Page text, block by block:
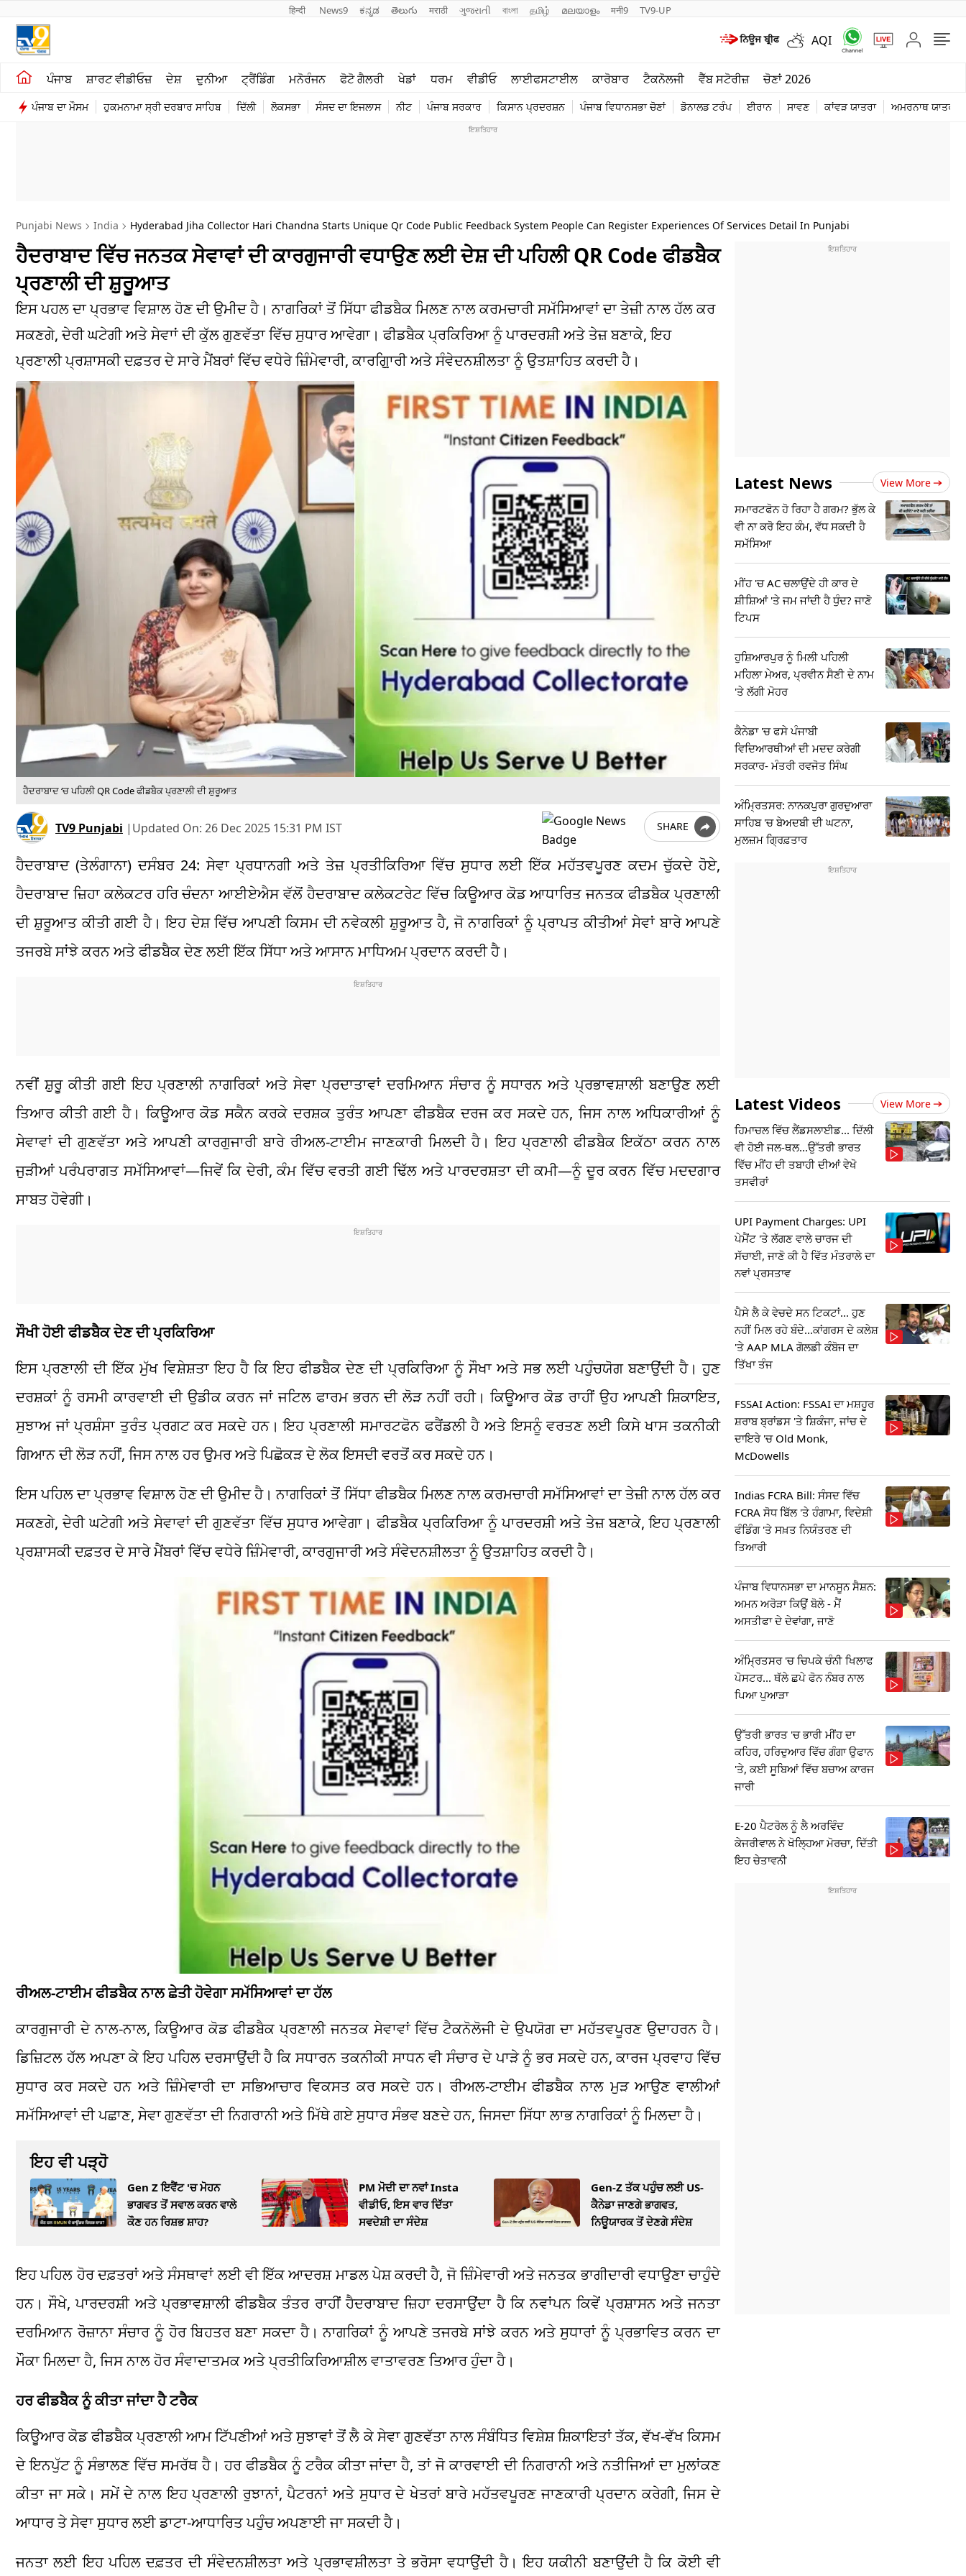
हिन्दी News9 ಕನ್ನಡ తెలుగు मराठी ગુજરાતી বাংলা தமிழ் മലയാളം मनी9 TV9-UP
AQI
ਪੰਜਾਬ ਸ਼ਾਰਟ ਵੀਡੀਓਜ਼ ਦੇਸ਼ ਦੁਨੀਆ ਟ੍ਰੈਂਡਿੰਗ ਮਨੋਰੰਜਨ ਫੋਟੋ ਗੈਲਰੀ ਖੇਡਾਂ ਧਰਮ ਵੀਡੀਓ ਲਾਈਫਸਟਾਈਲ ਕਾਰੋਬਾਰ ਟੈਕਨੋਲਜੀ ਵੈੱਬ ਸਟੋਰੀਜ਼ ਚੋਣਾਂ 2026
ਪੰਜਾਬ ਦਾ ਮੌਸਮ ਹੁਕਮਨਾਮਾ ਸ੍ਰੀ ਦਰਬਾਰ ਸਾਹਿਬ ਦਿੱਲੀ ਲੋਕਸਭਾ ਸੰਸਦ ਦਾ ਇਜਲਾਸ ਨੀਟ ਪੰਜਾਬ ਸਰਕਾਰ ਕਿਸਾਨ ਪ੍ਰਦਰਸ਼ਨ ਪੰਜਾਬ ਵਿਧਾਨਸਭਾ ਚੋਣਾਂ ਡੋਨਾਲਡ ਟਰੰਪ ਈਰਾਨ ਸਾਵਣ ਕਾਂਵੜ ਯਾਤਰਾ ਅਮਰਨਾਥ ਯਾਤਰਾ
ਖੇਤੀਬਾੜੀ
ਸ਼ਾਰਟ ਵੀਡੀਓਜ਼
ਮਨੋਰੰਜਨ
ਪੰਜਾਬ
ਟੈਕਨੋਲਜੀ
ਦੁਨੀਆ
Punjabi News India Hyderabad Jiha Collector Hari Chandna Starts Unique Qr Code Public Feedback System People Can Register Experiences Of Services Detail In Punjabi
ਹੈਦਰਾਬਾਦ ਵਿੱਚ ਜਨਤਕ ਸੇਵਾਵਾਂ ਦੀ ਕਾਰਗੁਜਾਰੀ ਵਧਾਉਣ ਲਈ ਦੇਸ਼ ਦੀ ਪਹਿਲੀ QR Code ਫੀਡਬੈਕ
ਪ੍ਰਣਾਲੀ ਦੀ ਸ਼ੁਰੂਆਤ
ਇਸ ਪਹਲ ਦਾ ਪ੍ਰਭਾਵ ਵਿਸ਼ਾਲ ਹੋਣ ਦੀ ਉਮੀਦ ਹੈ। ਨਾਗਰਿਕਾਂ ਤੋਂ ਸਿੱਧਾ ਫੀਡਬੈਕ ਮਿਲਣ ਨਾਲ ਕਰਮਚਾਰੀ ਸਮੱਸਿਆਵਾਂ ਦਾ ਤੇਜ਼ੀ ਨਾਲ ਹੱਲ ਕਰ
ਸਕਣਗੇ, ਦੇਰੀ ਘਟੇਗੀ ਅਤੇ ਸੇਵਾਾਂ ਦੀ ਕੁੱਲ ਗੁਣਵੱਤਾ ਵਿੱਚ ਸੁਧਾਰ ਆਵੇਗਾ। ਫੀਡਬੈਕ ਪ੍ਰਕਿਰਿਆ ਨੂੰ ਪਾਰਦਰਸ਼ੀ ਅਤੇ ਤੇਜ਼ ਬਣਾਕੇ, ਇਹ
ਪ੍ਰਣਾਲੀ ਪ੍ਰਸ਼ਾਸਕੀ ਦਫ਼ਤਰ ਦੇ ਸਾਰੇ ਮੈਂਬਰਾਂ ਵਿੱਚ ਵਧੇਰੇ ਜ਼ਿੰਮੇਵਾਰੀ, ਕਾਰਗੁ਼ਿਾਰੀ ਅਤੇ ਸੰਵੇਦਨਸ਼ੀਲਤਾ ਨੂੰ ਉਤਸ਼ਾਹਿਤ ਕਰਦੀ ਹੈ।
ਹੈਦਰਾਬਾਦ ‘ਚ ਪਹਿਲੀ QR Code ਫੀਡਬੈਕ ਪ੍ਰਣਾਲੀ ਦੀ ਸ਼ੁਰੂਆਤ
TV9 Punjabi | Updated On: 26 Dec 2025 15:31 PM IST SHARE
ਹੈਦਰਾਬਾਦ (ਤੇਲੰਗਾਨਾ) ਦਸੰਬਰ 24: ਸੇਵਾ ਪ੍ਰਧਾਨਗੀ ਅਤੇ ਤੇਜ਼ ਪ੍ਰਤੀਕਿਰਿਆ ਵਿੱਚ ਸੁਧਾਰ ਲਈ ਇੱਕ ਮਹੱਤਵਪੂਰਣ ਕਦਮ ਚੁੱਕਦੇ ਹੋਏ,
ਹੈਦਰਾਬਾਦ ਜ਼ਿਹਾ ਕਲੇਕਟਰ ਹਰਿ ਚੰਦਨਾ ਆਈਏਐਸ ਵੱਲੋਂ ਹੈਦਰਾਬਾਦ ਕਲੇਕਟਰੇਟ ਵਿੱਚ ਕਿਊਆਰ ਕੋਡ ਆਧਾਰਿਤ ਜਨਤਕ ਫੀਡਬੈਕ ਪ੍ਰਣਾਲੀ
ਦੀ ਸ਼ੁਰੂਆਤ ਕੀਤੀ ਗਈ ਹੈ। ਇਹ ਦੇਸ਼ ਵਿੱਚ ਆਪਣੀ ਕਿਸਮ ਦੀ ਨਵੇਕਲੀ ਸ਼ੁਰੂਆਤ ਹੈ, ਜੋ ਨਾਗਰਿਕਾਂ ਨੂੰ ਪ੍ਰਾਪਤ ਕੀਤੀਆਂ ਸੇਵਾਂ ਬਾਰੇ ਆਪਣੇ
ਤਜਰਬੇ ਸਾਂਝੇ ਕਰਨ ਅਤੇ ਫੀਡਬੈਕ ਦੇਣ ਲਈ ਇੱਕ ਸਿੱਧਾ ਅਤੇ ਆਸਾਨ ਮਾਧਿਅਮ ਪ੍ਰਦਾਨ ਕਰਦੀ ਹੈ।
ਨਵੀਂ ਸ਼ੁਰੂ ਕੀਤੀ ਗਈ ਇਹ ਪ੍ਰਣਾਲੀ ਨਾਗਰਿਕਾਂ ਅਤੇ ਸੇਵਾ ਪ੍ਰਦਾਤਾਵਾਂ ਦਰਮਿਆਨ ਸੰਚਾਰ ਨੂੰ ਸਧਾਰਨ ਅਤੇ ਪ੍ਰਭਾਵਸ਼ਾਲੀ ਬਣਾਉਣ ਲਈ
ਤਿਆਰ ਕੀਤੀ ਗਈ ਹੈ। ਕਿਊਆਰ ਕੋਡ ਸਕੈਨ ਕਰਕੇ ਦਰਸ਼ਕ ਤੁਰੰਤ ਆਪਣਾ ਫੀਡਬੈਕ ਦਰਜ ਕਰ ਸਕਦੇ ਹਨ, ਜਿਸ ਨਾਲ ਅਧਿਕਾਰੀਆਂ ਨੂੰ
ਸੇਵਾਵਾਂ ਦੀ ਗੁਣਵੱਤਾ ਅਤੇ ਆਪਣੀ ਕਾਰਗੁਜਾਰੀ ਬਾਰੇ ਰੀਅਲ-ਟਾਈਮ ਜਾਣਕਾਰੀ ਮਿਲਦੀ ਹੈ। ਇਹ ਪ੍ਰਣਾਲੀ ਫੀਡਬੈਕ ਇਕੱਠਾ ਕਰਨ ਨਾਲ
ਜੁੜੀਆਂ ਪਰੰਪਰਾਗਤ ਸਮੱਸਿਆਵਾਂ—ਜਿਵੇਂ ਕਿ ਦੇਰੀ, ਕੰਮ ਵਿੱਚ ਵਰਤੀ ਗਈ ਢਿੱਲ ਅਤੇ ਪਾਰਦਰਸ਼ਤਾ ਦੀ ਕਮੀ—ਨੂੰ ਦੂਰ ਕਰਨ ਵਿੱਚ ਮਦਦਗਾਰ
ਸਾਬਤ ਹੋਵੇਗੀ।
ਸੌਖੀ ਹੋਈ ਫੀਡਬੈਕ ਦੇਣ ਦੀ ਪ੍ਰਕਿਰਿਆ
ਇਸ ਪ੍ਰਣਾਲੀ ਦੀ ਇੱਕ ਮੁੱਖ ਵਿਸ਼ੇਸ਼ਤਾ ਇਹ ਹੈ ਕਿ ਇਹ ਫੀਡਬੈਕ ਦੇਣ ਦੀ ਪ੍ਰਕਿਰਿਆ ਨੂੰ ਸੌਖਾ ਅਤੇ ਸਭ ਲਈ ਪਹੁੰਚਯੋਗ ਬਣਾਉਂਦੀ ਹੈ। ਹੁਣ
ਦਰਸ਼ਕਾਂ ਨੂੰ ਰਸਮੀ ਕਾਰਵਾਈ ਦੀ ਉਡੀਕ ਕਰਨ ਜਾਂ ਜਟਿਲ ਫਾਰਮ ਭਰਨ ਦੀ ਲੋੜ ਨਹੀਂ ਰਹੀ। ਕਿਊਆਰ ਕੋਡ ਰਾਹੀਂ ਉਹ ਆਪਣੀ ਸ਼ਿਕਾਇਤ,
ਸੁਝਾਅ ਜਾਂ ਪ੍ਰਸ਼ੰਸਾ ਤੁਰੰਤ ਪ੍ਰਗਟ ਕਰ ਸਕਦੇ ਹਨ। ਇਹ ਪ੍ਰਣਾਲੀ ਸਮਾਰਟਫੋਨ ਫਰੈਂਡਲੀ ਹੈ ਅਤੇ ਇਸਨੂੰ ਵਰਤਣ ਲਈ ਕਿਸੇ ਖਾਸ ਤਕਨੀਕੀ
ਗਿਆਨ ਦੀ ਲੋੜ ਨਹੀਂ, ਜਿਸ ਨਾਲ ਹਰ ਉਮਰ ਅਤੇ ਪਿਛੋਕੜ ਦੇ ਲੋਕ ਇਸਦੀ ਵਰਤੋਂ ਕਰ ਸਕਦੇ ਹਨ।
ਇਸ ਪਹਿਲ ਦਾ ਪ੍ਰਭਾਵ ਵਿਸ਼ਾਲ ਹੋਣ ਦੀ ਉਮੀਦ ਹੈ। ਨਾਗਰਿਕਾਂ ਤੋਂ ਸਿੱਧਾ ਫੀਡਬੈਕ ਮਿਲਣ ਨਾਲ ਕਰਮਚਾਰੀ ਸਮੱਸਿਆਵਾਂ ਦਾ ਤੇਜ਼ੀ ਨਾਲ ਹੱਲ ਕਰ
ਸਕਣਗੇ, ਦੇਰੀ ਘਟੇਗੀ ਅਤੇ ਸੇਵਾਵਾਂ ਦੀ ਗੁਣਵੱਤਾ ਵਿੱਚ ਸੁਧਾਰ ਆਵੇਗਾ। ਫੀਡਬੈਕ ਪ੍ਰਕਿਰਿਆ ਨੂੰ ਪਾਰਦਰਸ਼ੀ ਅਤੇ ਤੇਜ਼ ਬਣਾਕੇ, ਇਹ ਪ੍ਰਣਾਲੀ
ਪ੍ਰਸ਼ਾਸਕੀ ਦਫ਼ਤਰ ਦੇ ਸਾਰੇ ਮੈਂਬਰਾਂ ਵਿੱਚ ਵਧੇਰੇ ਜ਼ਿੰਮੇਵਾਰੀ, ਕਾਰਗੁਜਾਰੀ ਅਤੇ ਸੰਵੇਦਨਸ਼ੀਲਤਾ ਨੂੰ ਉਤਸ਼ਾਹਿਤ ਕਰਦੀ ਹੈ।
ਰੀਅਲ-ਟਾਈਮ ਫੀਡਬੈਕ ਨਾਲ ਛੇਤੀ ਹੋਵੇਗਾ ਸਮੱਸਿਆਵਾਂ ਦਾ ਹੱਲ
ਕਾਰਗੁਜਾਰੀ ਦੇ ਨਾਲ-ਨਾਲ, ਕਿਊਆਰ ਕੋਡ ਫੀਡਬੈਕ ਪ੍ਰਣਾਲੀ ਜਨਤਕ ਸੇਵਾਵਾਂ ਵਿੱਚ ਟੈਕਨੋਲੋਜੀ ਦੇ ਉਪਯੋਗ ਦਾ ਮਹੱਤਵਪੂਰਣ ਉਦਾਹਰਨ ਹੈ।
ਡਿਜ਼ਿਟਲ ਹੱਲ ਅਪਣਾ ਕੇ ਇਹ ਪਹਿਲ ਦਰਸਾਉਂਦੀ ਹੈ ਕਿ ਸਧਾਰਨ ਤਕਨੀਕੀ ਸਾਧਨ ਵੀ ਸੰਚਾਰ ਦੇ ਪਾੜੇ ਨੂੰ ਭਰ ਸਕਦੇ ਹਨ, ਕਾਰਜ ਪ੍ਰਵਾਹ ਵਿੱਚ
ਸੁਧਾਰ ਕਰ ਸਕਦੇ ਹਨ ਅਤੇ ਜ਼ਿੰਮੇਵਾਰੀ ਦਾ ਸਭਿਆਚਾਰ ਵਿਕਸਤ ਕਰ ਸਕਦੇ ਹਨ। ਰੀਅਲ-ਟਾਈਮ ਫੀਡਬੈਕ ਨਾਲ ਮੁੜ ਆਉਣ ਵਾਲੀਆਂ
ਸਮੱਸਿਆਵਾਂ ਦੀ ਪਛਾਣ, ਸੇਵਾ ਗੁਣਵੱਤਾ ਦੀ ਨਿਗਰਾਨੀ ਅਤੇ ਮਿੱਥੇ ਗਏ ਸੁਧਾਰ ਸੰਭਵ ਬਣਦੇ ਹਨ, ਜਿਸਦਾ ਸਿੱਧਾ ਲਾਭ ਨਾਗਰਿਕਾਂ ਨੂੰ ਮਿਲਦਾ ਹੈ।
ਇਹ ਵੀ ਪੜ੍ਹੋ
Gen Z ਇਵੈਂਟ 'ਚ ਮੋਹਨ
ਭਾਗਵਤ ਤੋਂ ਸਵਾਲ ਕਰਨ ਵਾਲੇ
ਕੌਣ ਹਨ ਰਿਸ਼ਭ ਸ਼ਾਹ?
PM ਮੋਦੀ ਦਾ ਨਵਾਂ Insta
ਵੀਡੀਓ, ਇਸ ਵਾਰ ਦਿੱਤਾ
ਸਵਦੇਸ਼ੀ ਦਾ ਸੰਦੇਸ਼
Gen-Z ਤੱਕ ਪਹੁੰਚ ਲਈ US-
ਕੈਨੇਡਾ ਜਾਣਗੇ ਭਾਗਵਤ,
ਨਿਊਯਾਰਕ ਤੋਂ ਦੇਣਗੇ ਸੰਦੇਸ਼
ਇਹ ਪਹਿਲ ਹੋਰ ਦਫ਼ਤਰਾਂ ਅਤੇ ਸੰਸਥਾਵਾਂ ਲਈ ਵੀ ਇੱਕ ਆਦਰਸ਼ ਮਾਡਲ ਪੇਸ਼ ਕਰਦੀ ਹੈ, ਜੋ ਜ਼ਿੰਮੇਵਾਰੀ ਅਤੇ ਜਨਤਕ ਭਾਗੀਦਾਰੀ ਵਧਾਉਣਾ ਚਾਹੁੰਦੇ
ਹਨ। ਸੌਖੇ, ਪਾਰਦਰਸ਼ੀ ਅਤੇ ਪ੍ਰਭਾਵਸ਼ਾਲੀ ਫੀਡਬੈਕ ਤੰਤਰ ਰਾਹੀਂ ਹੈਦਰਾਬਾਦ ਜ਼ਿਹਾ ਦਰਸਾਉਂਦਾ ਹੈ ਕਿ ਨਵਾਂਪਨ ਕਿਵੇਂ ਪ੍ਰਸ਼ਾਸਨ ਅਤੇ ਜਨਤਾ
ਦਰਮਿਆਨ ਰੋਜ਼ਾਨਾ ਸੰਚਾਰ ਨੂੰ ਹੋਰ ਬਿਹਤਰ ਬਣਾ ਸਕਦਾ ਹੈ। ਨਾਗਰਿਕਾਂ ਨੂੰ ਆਪਣੇ ਤਜਰਬੇ ਸਾਂਝੇ ਕਰਨ ਅਤੇ ਸੁਧਾਰਾਂ ਨੂੰ ਪ੍ਰਭਾਵਿਤ ਕਰਨ ਦਾ
ਮੌਕਾ ਮਿਲਦਾ ਹੈ, ਜਿਸ ਨਾਲ ਹੋਰ ਸੰਵਾਦਾਤਮਕ ਅਤੇ ਪ੍ਰਤੀਕਿਰਿਆਸ਼ੀਲ ਵਾਤਾਵਰਣ ਤਿਆਰ ਹੁੰਦਾ ਹੈ।
ਹਰ ਫੀਡਬੈਕ ਨੂੰ ਕੀਤਾ ਜਾਂਦਾ ਹੈ ਟਰੈਕ
ਕਿਊਆਰ ਕੋਡ ਫੀਡਬੈਕ ਪ੍ਰਣਾਲੀ ਆਮ ਟਿੱਪਣੀਆਂ ਅਤੇ ਸੁਝਾਵਾਂ ਤੋਂ ਲੈ ਕੇ ਸੇਵਾ ਗੁਣਵੱਤਾ ਨਾਲ ਸੰਬੰਧਿਤ ਵਿਸ਼ੇਸ਼ ਸ਼ਿਕਾਇਤਾਂ ਤੱਕ, ਵੱਖ-ਵੱਖ ਕਿਸਮ
ਦੇ ਇਨਪੁੱਟ ਨੂੰ ਸੰਭਾਲਣ ਵਿੱਚ ਸਮਰੱਥ ਹੈ। ਹਰ ਫੀਡਬੈਕ ਨੂੰ ਟਰੈਕ ਕੀਤਾ ਜਾਂਦਾ ਹੈ, ਤਾਂ ਜੋ ਕਾਰਵਾਈ ਦੀ ਨਿਗਰਾਨੀ ਅਤੇ ਨਤੀਜਿਆਂ ਦਾ ਮੁਲਾਂਕਣ
ਕੀਤਾ ਜਾ ਸਕੇ। ਸਮੇਂ ਦੇ ਨਾਲ ਇਹ ਪ੍ਰਣਾਲੀ ਰੁਝਾਨਾਂ, ਪੈਟਰਨਾਂ ਅਤੇ ਸੁਧਾਰ ਦੇ ਖੇਤਰਾਂ ਬਾਰੇ ਮਹੱਤਵਪੂਰਣ ਜਾਣਕਾਰੀ ਪ੍ਰਦਾਨ ਕਰੇਗੀ, ਜਿਸ ਦੇ
ਆਧਾਰ ਤੇ ਸੇਵਾ ਸੁਧਾਰ ਲਈ ਡਾਟਾ-ਆਧਾਰਿਤ ਪਹੁੰਚ ਅਪਣਾਈ ਜਾ ਸਕਦੀ ਹੈ।
ਜਨਤਾ ਲਈ ਇਹ ਪਹਿਲ ਦਫ਼ਤਰ ਦੀ ਸੰਵੇਦਨਸ਼ੀਲਤਾ ਅਤੇ ਪ੍ਰਭਾਵਸ਼ੀਲਤਾ ਤੇ ਭਰੋਸਾ ਵਧਾਉਂਦੀ ਹੈ। ਇਹ ਯਕੀਨੀ ਬਣਾਉਂਦੀ ਹੈ ਕਿ ਕੋਈ ਵੀ
Latest News View More
ਸਮਾਰਟਫੋਨ ਹੋ ਰਿਹਾ ਹੈ ਗਰਮ? ਭੁੱਲ ਕੇ
ਵੀ ਨਾ ਕਰੋ ਇਹ ਕੰਮ, ਵੱਧ ਸਕਦੀ ਹੈ
ਸਮੱਸਿਆ
ਮੀਂਹ 'ਚ AC ਚਲਾਉਂਦੇ ਹੀ ਕਾਰ ਦੇ
ਸ਼ੀਸ਼ਿਆਂ 'ਤੇ ਜਮ ਜਾਂਦੀ ਹੈ ਧੁੰਦ? ਜਾਣੋ
ਟਿਪਸ
ਹੁਸ਼ਿਆਰਪੁਰ ਨੂੰ ਮਿਲੀ ਪਹਿਲੀ
ਮਹਿਲਾ ਮੇਅਰ, ਪ੍ਰਵੀਨ ਸੈਣੀ ਦੇ ਨਾਮ
'ਤੇ ਲੱਗੀ ਮੋਹਰ
ਕੈਨੇਡਾ 'ਚ ਫਸੇ ਪੰਜਾਬੀ
ਵਿਦਿਆਰਥੀਆਂ ਦੀ ਮਦਦ ਕਰੇਗੀ
ਸਰਕਾਰ- ਮੰਤਰੀ ਰਵਜੋਤ ਸਿੰਘ
ਅੰਮ੍ਰਿਤਸਰ: ਨਾਨਕਪੁਰਾ ਗੁਰਦੁਆਰਾ
ਸਾਹਿਬ 'ਚ ਬੇਅਦਬੀ ਦੀ ਘਟਨਾ,
ਮੁਲਜ਼ਮ ਗ੍ਰਿਫ਼ਤਾਰ
Latest Videos View More
ਹਿਮਾਚਲ ਵਿੱਚ ਲੈਂਡਸਲਾਈਡ... ਦਿੱਲੀ
ਵੀ ਹੋਈ ਜਲ-ਥਲ...ਉੱਤਰੀ ਭਾਰਤ
ਵਿੱਚ ਮੀਂਹ ਦੀ ਤਬਾਹੀ ਦੀਆਂ ਵੇਖੋ
ਤਸਵੀਰਾਂ
UPI Payment Charges: UPI
ਪੇਮੈਂਟ 'ਤੇ ਲੱਗਣ ਵਾਲੇ ਚਾਰਜ ਦੀ
ਸੱਚਾਈ, ਜਾਣੋ ਕੀ ਹੈ ਵਿੱਤ ਮੰਤਰਾਲੇ ਦਾ
ਨਵਾਂ ਪ੍ਰਸਤਾਵ
ਪੈਸੇ ਲੈ ਕੇ ਵੇਚਦੇ ਸਨ ਟਿਕਟਾਂ... ਹੁਣ
ਨਹੀਂ ਮਿਲ ਰਹੇ ਬੰਦੇ...ਕਾਂਗਰਸ ਦੇ ਕਲੇਸ਼
'ਤੇ AAP MLA ਗੋਲਡੀ ਕੰਬੋਜ ਦਾ
ਤਿੱਖਾ ਤੰਜ
FSSAI Action: FSSAI ਦਾ ਮਸ਼ਹੂਰ
ਸ਼ਰਾਬ ਬ੍ਰਾਂਡਸ 'ਤੇ ਸ਼ਿਕੰਜਾ, ਜਾਂਚ ਦੇ
ਦਾਇਰੇ 'ਚ Old Monk,
McDowells
Indias FCRA Bill: ਸੰਸਦ ਵਿੱਚ
FCRA ਸੋਧ ਬਿੱਲ 'ਤੇ ਹੰਗਾਮਾ, ਵਿਦੇਸ਼ੀ
ਫੰਡਿੰਗ 'ਤੇ ਸਖ਼ਤ ਨਿਯੰਤਰਣ ਦੀ
ਤਿਆਰੀ
ਪੰਜਾਬ ਵਿਧਾਨਸਭਾ ਦਾ ਮਾਨਸੂਨ ਸੈਸ਼ਨ:
ਅਮਨ ਅਰੋੜਾ ਕਿਉਂ ਬੋਲੇ - ਮੈਂ
ਅਸਤੀਫਾ ਦੇ ਦੇਵਾਂਗਾ, ਜਾਣੋ
ਅੰਮ੍ਰਿਤਸਰ 'ਚ ਚਿਪਕੇ ਚੰਨੀ ਖਿਲਾਫ
ਪੋਸਟਰ... ਥੱਲੇ ਛਪੇ ਫੋਨ ਨੰਬਰ ਨਾਲ
ਪਿਆ ਪੁਆੜਾ
ਉੱਤਰੀ ਭਾਰਤ 'ਚ ਭਾਰੀ ਮੀਂਹ ਦਾ
ਕਹਿਰ, ਹਰਿਦੁਆਰ ਵਿੱਚ ਗੰਗਾ ਉਫਾਨ
'ਤੇ, ਕਈ ਸੂਬਿਆਂ ਵਿੱਚ ਬਚਾਅ ਕਾਰਜ
ਜਾਰੀ
E-20 ਪੈਟਰੋਲ ਨੂੰ ਲੈ ਅਰਵਿੰਦ
ਕੇਜਰੀਵਾਲ ਨੇ ਖੋਲ੍ਹਿਆ ਮੋਰਚਾ, ਦਿੱਤੀ
ਇਹ ਚੇਤਾਵਨੀ